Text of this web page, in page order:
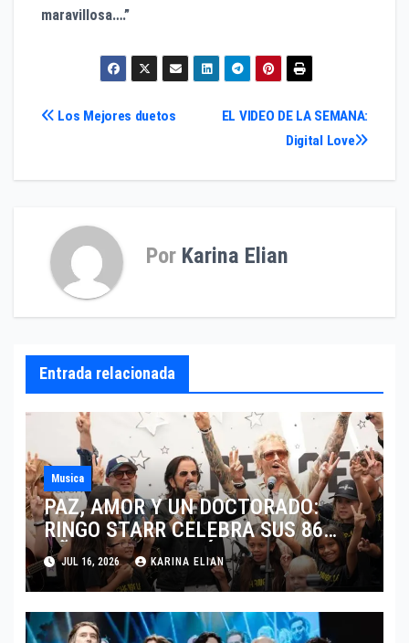
maravillosa….”
Navegación
EL VIDEO DE LA SEMANA:
Digital Love
Los Mejores duetos
Por Karina Elian
Entrada relacionada
Musica
PAZ, AMOR Y UN DOCTORADO:
RINGO STARR CELEBRA SUS 86
AÑOS CON LOS MÁXIMOS
HONORES DE LIVERPOOL
JUL 16, 2026 KARINA ELIAN